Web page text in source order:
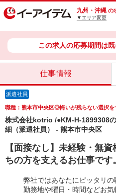
九州・沖縄 の
▼エリア変更
この求人の応募期間は既
仕事情報
派遣社員
職種：熊本市中央区◎悔いが残らない選択を
株式会社kotrio /●KM-H-1899308
細（派遣社員） - 熊本市中央区
【面接なし】未経験・無
ちの方を支えるお仕事です
弊社ではあなたにピッタリ
勤務地や曜日・時間などお